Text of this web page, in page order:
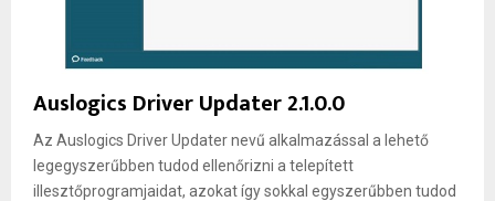
Auslogics Driver Updater 2.1.0.0
Az Auslogics Driver Updater nevű alkalmazással a lehető
legegyszerűbben tudod ellenőrizni a telepített
illesztőprogramjaidat, azokat így sokkal egyszerűbben tudod